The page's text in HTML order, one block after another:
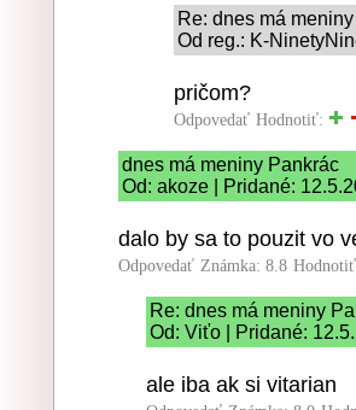
Re: dnes má
Od reg.: K-
pričom?
Odpovedať Hodnotiť:
dnes má meniny Pankrác
Od: akoze | Pridané:
dalo by sa to pouzit vo
Odpovedať Známka: 8.8
Re: dnes má meniny
Od: Viťo | Pridané:
ale iba ak si vitarian